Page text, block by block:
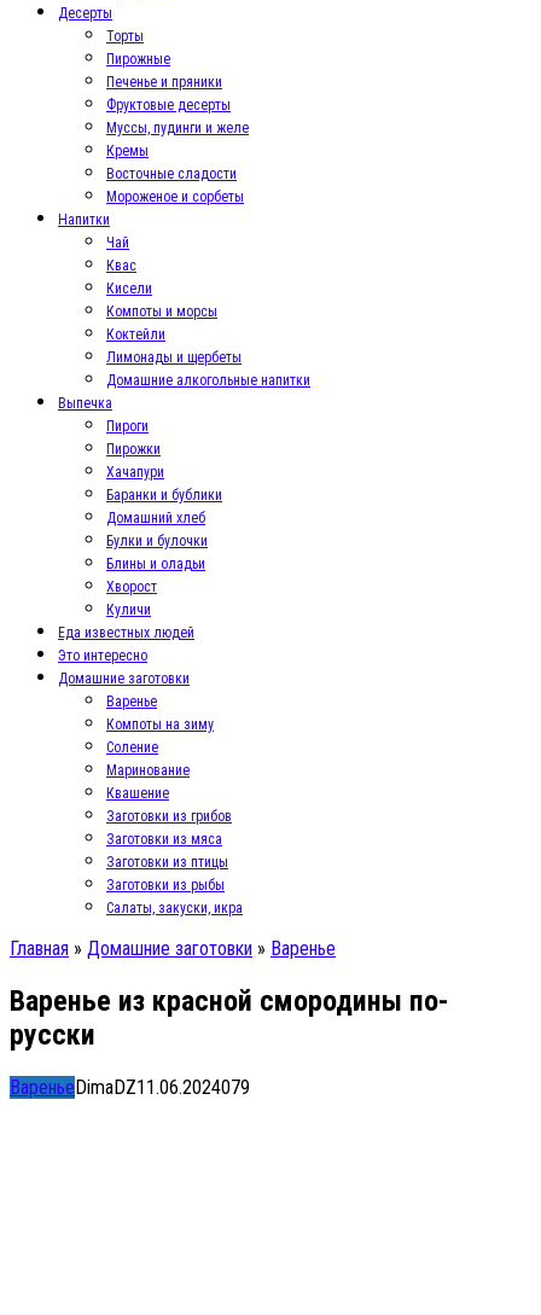
Десерты
Торты
Пирожные
Печенье и пряники
Фруктовые десерты
Муссы, пудинги и желе
Кремы
Восточные сладости
Мороженое и сорбеты
Напитки
Чай
Квас
Кисели
Компоты и морсы
Коктейли
Лимонады и щербеты
Домашние алкогольные напитки
Выпечка
Пироги
Пирожки
Хачапури
Баранки и бублики
Домашний хлеб
Булки и булочки
Блины и оладьи
Хворост
Куличи
Еда известных людей
Это интересно
Домашние заготовки
Варенье
Компоты на зиму
Соление
Маринование
Квашение
Заготовки из грибов
Заготовки из мяса
Заготовки из птицы
Заготовки из рыбы
Салаты, закуски, икра
Главная » Домашние заготовки » Варенье
Варенье из красной смородины по-
русски
ВареньеDimaDZ11.06.2024079